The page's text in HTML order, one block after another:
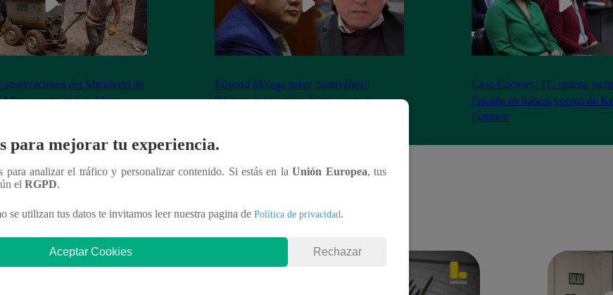
observaciones del Ministerio de
Minas contra la Ley Mape
Edward Málaga sobre Santiváñez:
“Habría duplicación de roles con el
Caso Cócteles: TC ordena
Fiscalía en hábeas corpus de
Fujimori
para mejorar tu experiencia.
para analizar el tráfico y personalizar contenido. Si estás en laUnión Europea, tus
el RGPD.
se utilizan tus datos te invitamos leer nuestra pagina de Política de privacidad.
Aceptar Cookies Rechazar